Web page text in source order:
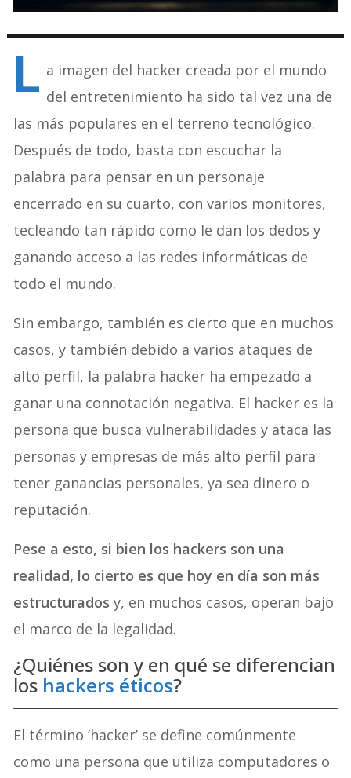
L a imagen del hacker creada por el mundo
del entretenimiento ha sido tal vez una de
las más populares en el terreno tecnológico.
Después de todo, basta con escuchar la
palabra para pensar en un personaje
encerrado en su cuarto, con varios monitores,
tecleando tan rápido como le dan los dedos y
ganando acceso a las redes informáticas de
todo el mundo.
Sin embargo, también es cierto que en muchos
casos, y también debido a varios ataques de
alto perfil, la palabra hacker ha empezado a
ganar una connotación negativa. El hacker es la
persona que busca vulnerabilidades y ataca las
personas y empresas de más alto perfil para
tener ganancias personales, ya sea dinero o
reputación.
Pese a esto, si bien los hackers son una
realidad, lo cierto es que hoy en día son más
estructurados y, en muchos casos, operan bajo
el marco de la legalidad.
¿Quiénes son y en qué se diferencian
los hackers éticos?
El término ‘hacker’ se define comúnmente
como una persona que utiliza computadores o